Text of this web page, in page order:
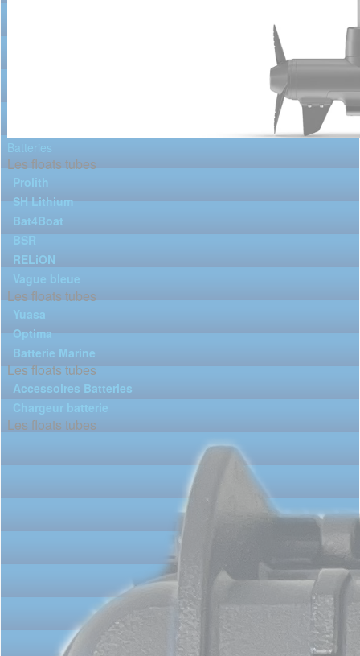
Batteries
Les floats tubes
Prolith
SH Lithium
Bat4Boat
BSR
RELiON
Vague bleue
Les floats tubes
Yuasa
Optima
Batterie Marine
Les floats tubes
Accessoires Batteries
Chargeur batterie
Les floats tubes